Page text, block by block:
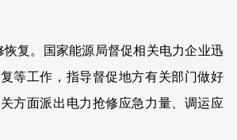
恢复。国家能源局督促相关电力企业迅
等工作，指导督促地方有关部门做好
方面派出电力抢修应急力量、调运应